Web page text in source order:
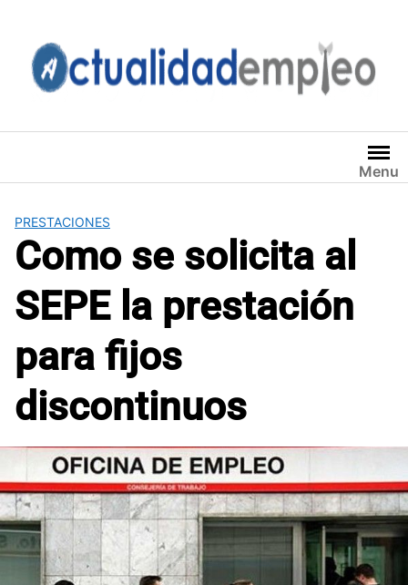
contenido
Menu
PRESTACIONES
Como se solicita al
SEPE la prestación
para fijos
discontinuos